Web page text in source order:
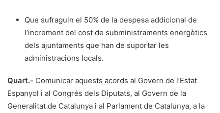
Que sufraguin el 50% de la despesa addicional de
l’increment del cost de subministraments energètics
dels ajuntaments que han de suportar les
administracions locals.
Quart.- Comunicar aquests acords al Govern de l’Estat
Espanyol i al Congrés dels Diputats, al Govern de la
Generalitat de Catalunya i al Parlament de Catalunya, a la